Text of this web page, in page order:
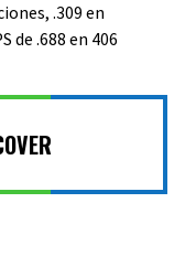
.309 en
de .688 en 406